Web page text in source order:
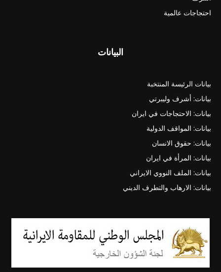
احتجاجات عالمية
البيانات
بيانات الرئيسة المنتخبة
بيانات: أشرف وليبرتي
بيانات: الاحتجاجات في ايران
بيانات: المواقف الدولية
بيانات: حقوق الانسان
بيانات: المرأة في ايران
بيانات: الملف النووي الايراني
بيانات: الارهاب والتطرف الديني